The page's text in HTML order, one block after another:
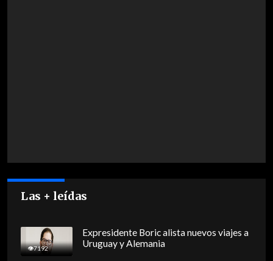
Las + leídas
7192
Expresidente Boric alista nuevos viajes a
Uruguay y Alemania